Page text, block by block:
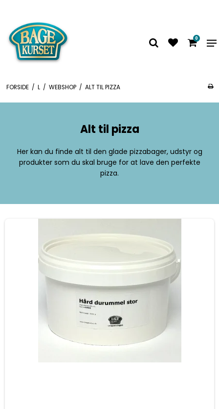
0
FORSIDE / L / WEBSHOP / ALT TIL PIZZA
Alt til pizza
Her kan du finde alt til den glade pizzabager, udstyr og
produkter som du skal bruge for at lave den perfekte
pizza.